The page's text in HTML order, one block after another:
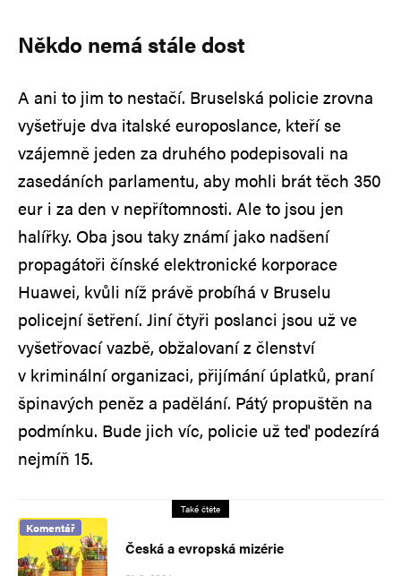
Někdo nemá stále dost
A ani to jim to nestačí. Bruselská policie zrovna
vyšetřuje dva italské europoslance, kteří se
vzájemně jeden za druhého podepisovali na
zasedáních parlamentu, aby mohli brát těch 350
eur i za den v nepřítomnosti. Ale to jsou jen
halířky. Oba jsou taky známí jako nadšení
propagátoři čínské elektronické korporace
Huawei, kvůli níž právě probíhá v Bruselu
policejní šetření. Jiní čtyři poslanci jsou už ve
vyšetřovací vazbě, obžalovaní z členství
v kriminální organizaci, přijímání úplatků, praní
špinavých peněz a padělání. Pátý propuštěn na
podmínku. Bude jich víc, policie už teď podezírá
nejmíň 15.
Také čtěte
Komentář
Česká a evropská mizérie